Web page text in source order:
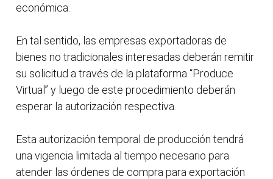
económica.
En tal sentido, las empresas exportadoras de
bienes no tradicionales interesadas deberán remitir
su solicitud a través de la plataforma “Produce
Virtual” y luego de este procedimiento deberán
esperar la autorización respectiva.
Esta autorización temporal de producción tendrá
una vigencia limitada al tiempo necesario para
atender las órdenes de compra para exportación